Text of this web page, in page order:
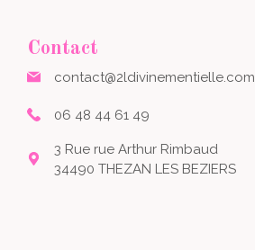
Contact
contact@2ldivinementielle.com
06 48 44 61 49
3 Rue rue Arthur Rimbaud
34490 THEZAN LES BEZIERS